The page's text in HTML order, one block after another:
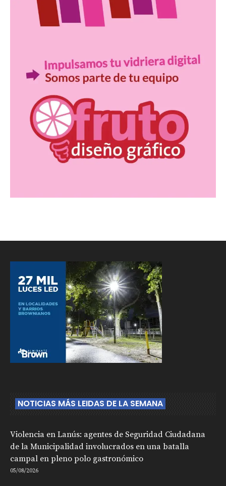
NOTICIAS MÁS LEIDAS DE LA SEMANA
Violencia en Lanús: agentes de Seguridad Ciudadana
de la Municipalidad involucrados en una batalla
campal en pleno polo gastronómico
05/08/2026